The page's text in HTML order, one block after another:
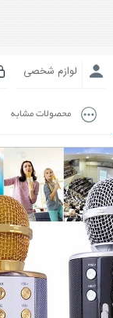
لوازم شخصی
محصولات مشابه